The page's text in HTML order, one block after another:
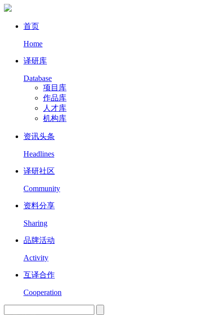
首页
Home
译研库
Database
项目库
作品库
人才库
机构库
资讯头条
Headlines
译研社区
Community
资料分享
Sharing
品牌活动
Activity
互译合作
Cooperation